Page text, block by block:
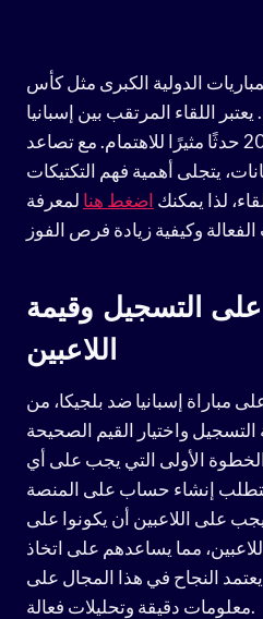
الدولية الكبرى مثل كأس
اللقاء المرتقب بين إسبانيا
وبلجيكا في كأس العالم 2026 حدثًا مثيرًا للاهتمام. مع تصاعد
يتجلى أهمية فهم التكتيكات
لذا يمكنك اضغط هنا لمعرفة
التسجيل وقيمة
اللاعبين
مباراة إسبانيا ضد بلجيكا، من
واختيار القيم الصحيحة
الأولى التي يجب على أي
إنشاء حساب على المنصة
على اللاعبين أن يكونوا على
مما يساعدهم على اتخاذ
النجاح في هذا المجال على
معلومات دقيقة وتحليلات فعالة.